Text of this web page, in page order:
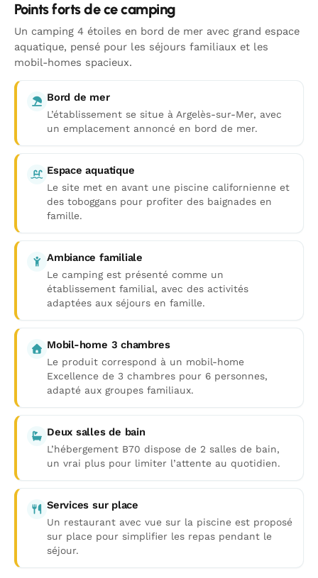
Points forts de ce camping
Un camping 4 étoiles en bord de mer avec grand espace
aquatique, pensé pour les séjours familiaux et les
mobil-homes spacieux.
Bord de mer
L’établissement se situe à Argelès-sur-Mer, avec
un emplacement annoncé en bord de mer.
Espace aquatique
Le site met en avant une piscine californienne et
des toboggans pour profiter des baignades en
famille.
Ambiance familiale
Le camping est présenté comme un
établissement familial, avec des activités
adaptées aux séjours en famille.
Mobil-home 3 chambres
Le produit correspond à un mobil-home
Excellence de 3 chambres pour 6 personnes,
adapté aux groupes familiaux.
Deux salles de bain
L’hébergement B70 dispose de 2 salles de bain,
un vrai plus pour limiter l’attente au quotidien.
Services sur place
Un restaurant avec vue sur la piscine est proposé
sur place pour simplifier les repas pendant le
séjour.